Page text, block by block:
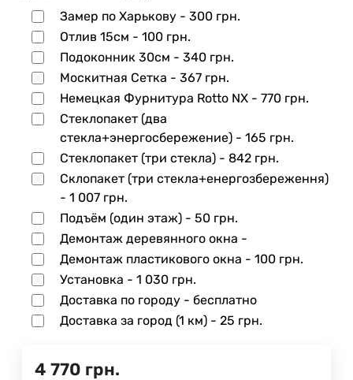
Замер по Харькову - 300 грн.
Отлив 15см - 100 грн.
Подоконник 30см - 340 грн.
Москитная Сетка - 367 грн.
Немецкая Фурнитура Rotto NX - 770 грн.
Стеклопакет (два
стекла+энергосбережение) - 165 грн.
Стеклопакет (три стекла) - 842 грн.
Склопакет (три стекла+енергозбереження)
- 1 007 грн.
Подъём (один этаж) - 50 грн.
Демонтаж деревянного окна -
Демонтаж пластикового окна - 100 грн.
Установка - 1 030 грн.
Доставка по городу - бесплатно
Доставка за город (1 км) - 25 грн.
4 770 грн.